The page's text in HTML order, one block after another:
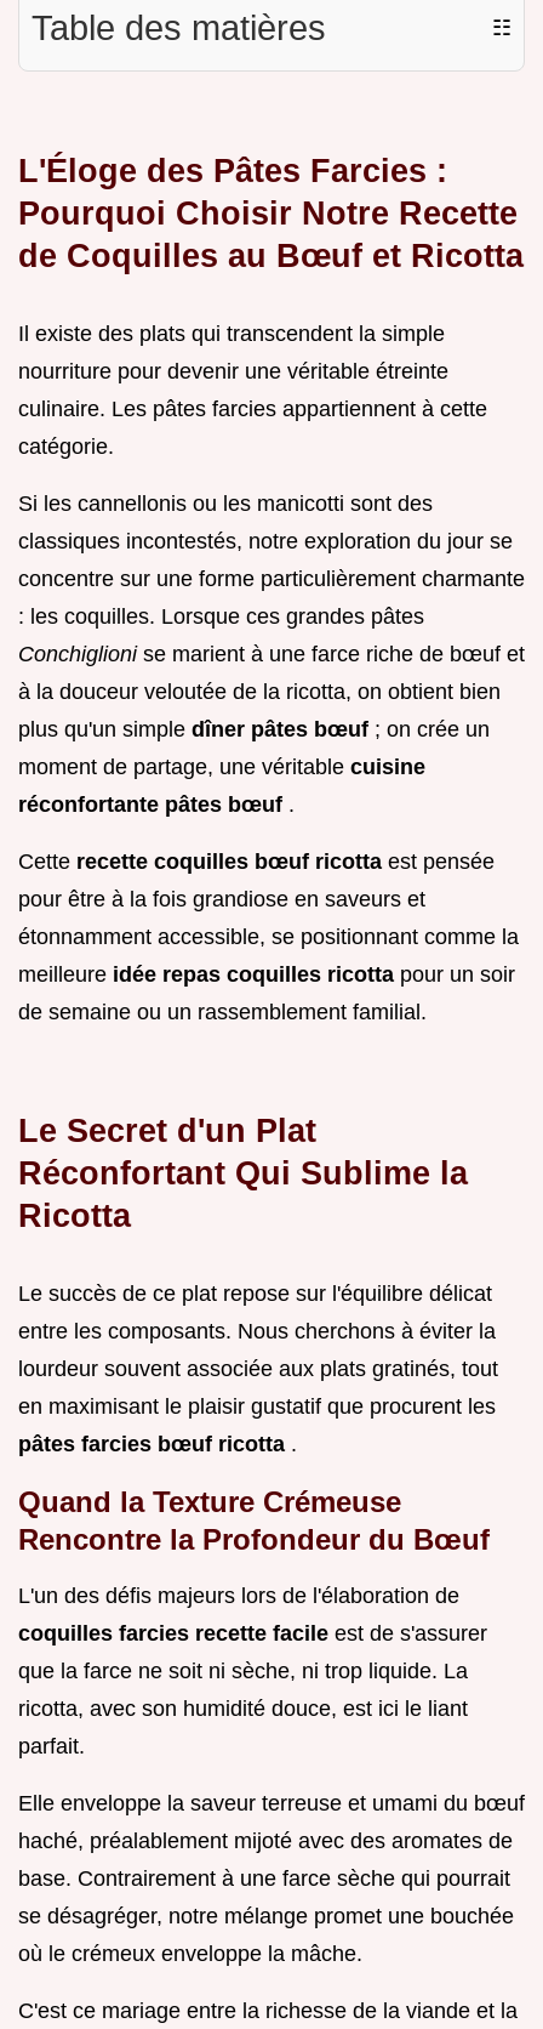
Table des matières ☷
L'Éloge des Pâtes Farcies :
Pourquoi Choisir Notre Recette
de Coquilles au Bœuf et Ricotta
Il existe des plats qui transcendent la simple
nourriture pour devenir une véritable étreinte
culinaire. Les pâtes farcies appartiennent à cette
catégorie.
Si les cannellonis ou les manicotti sont des
classiques incontestés, notre exploration du jour se
concentre sur une forme particulièrement charmante
: les coquilles. Lorsque ces grandes pâtes
Conchiglioni se marient à une farce riche de bœuf et
à la douceur veloutée de la ricotta, on obtient bien
plus qu'un simple dîner pâtes bœuf ; on crée un
moment de partage, une véritable cuisine
réconfortante pâtes bœuf .
Cette recette coquilles bœuf ricotta est pensée
pour être à la fois grandiose en saveurs et
étonnamment accessible, se positionnant comme la
meilleure idée repas coquilles ricotta pour un soir
de semaine ou un rassemblement familial.
Le Secret d'un Plat
Réconfortant Qui Sublime la
Ricotta
Le succès de ce plat repose sur l'équilibre délicat
entre les composants. Nous cherchons à éviter la
lourdeur souvent associée aux plats gratinés, tout
en maximisant le plaisir gustatif que procurent les
pâtes farcies bœuf ricotta .
Quand la Texture Crémeuse
Rencontre la Profondeur du Bœuf
L'un des défis majeurs lors de l'élaboration de
coquilles farcies recette facile est de s'assurer
que la farce ne soit ni sèche, ni trop liquide. La
ricotta, avec son humidité douce, est ici le liant
parfait.
Elle enveloppe la saveur terreuse et umami du bœuf
haché, préalablement mijoté avec des aromates de
base. Contrairement à une farce sèche qui pourrait
se désagréger, notre mélange promet une bouchée
où le crémeux enveloppe la mâche.
C'est ce mariage entre la richesse de la viande et la